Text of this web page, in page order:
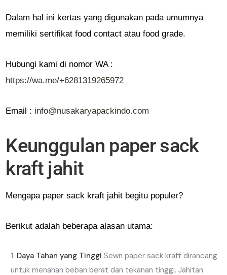
Dalam hal ini kertas yang digunakan pada umumnya
memiliki sertifikat food contact atau food grade.
Hubungi kami di nomor WA :
https://wa.me/+6281319265972
Email : info@nusakaryapackindo.com
Keunggulan paper sack
kraft jahit
Mengapa paper sack kraft jahit begitu populer?
Berikut adalah beberapa alasan utama:
Daya Tahan yang Tinggi Sewn paper sack kraft dirancang
untuk menahan beban berat dan tekanan tinggi. Jahitan